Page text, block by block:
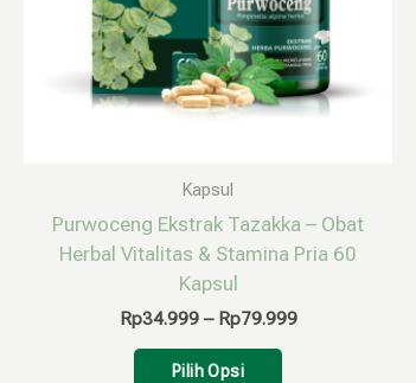
Kapsul
Purwoceng Ekstrak Tazakka – Obat
Herbal Vitalitas & Stamina Pria 60
Kapsul
Rp34.999 – Rp79.999
Pilih Opsi
dapat
diambil
di
halaman